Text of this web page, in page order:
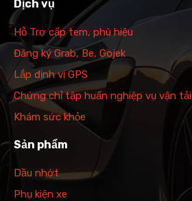
Dịch vụ
Hỗ Trợ cấp tem, phù hiệu
Đăng ký Grab, Be, Gojek
Lắp định vị GPS
Chứng chỉ tập huấn nghiệp vụ vận tải
Khám sức khỏe
Sản phẩm
Dầu nhớt
Phụ kiện xe